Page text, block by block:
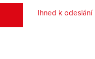
Ihned k odeslání